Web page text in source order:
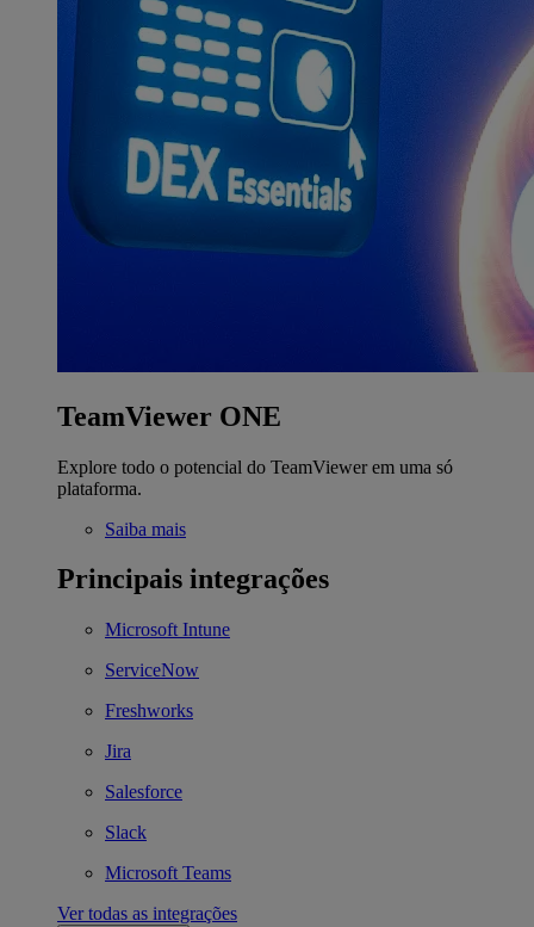
TeamViewer ONE
Explore todo o potencial do TeamViewer em uma só
plataforma.
Saiba mais
Principais integrações
Microsoft Intune
ServiceNow
Freshworks
Jira
Salesforce
Slack
Microsoft Teams
Ver todas as integrações